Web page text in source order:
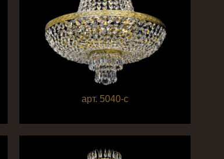
арт. 5040-c